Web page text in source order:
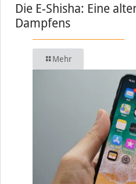
Die E-Shisha: Eine
Dampfens
Mehr